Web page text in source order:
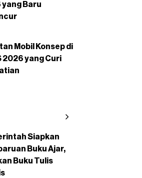
yang Baru
Mobil Konsep di
2026 yang Curi
Siapkan
Buku Ajar,
Buku Tulis